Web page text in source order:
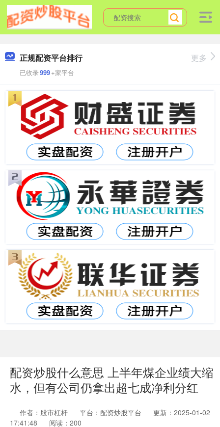
正规配资平台排行
已收录999+家平台
更多
配资炒股什么意思 上半年煤企业绩大缩
水，但有公司仍拿出超七成净利分红
作者：股市杠杆 平台：配资炒股平台
更新：2025-01-02
17:41:48
阅读：200